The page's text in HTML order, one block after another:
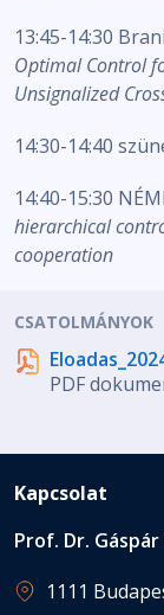
13:45-14:30
Optimal Control
Unsignalized
14:30-14:40
14:40-15:30
hierarchical
cooperation
CSATOLMÁNYOK
PDF
Kapcsolat
Prof. Dr.
1111